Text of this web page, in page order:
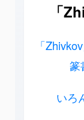
「
「
篆
いろ